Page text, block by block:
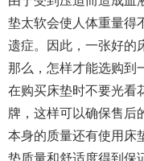
垫太软会使人体重量得
遗症。因此，一张好的
那么，怎样才能选购到
在购买床垫时不要光看
牌，这样可以确保售后
本身的质量还有使用床
垫质量和舒适度得到保